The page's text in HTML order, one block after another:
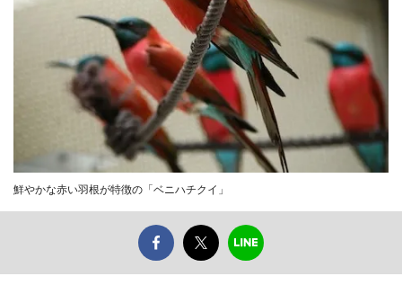
鮮やかな赤い羽根が特徴の「ベニハチクイ」